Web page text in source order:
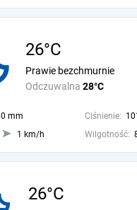
26°C
Odczuwalna 28°C
Prawie bezchmurnie
0 mm Ciśnienie:
1 km/h Wilgotność:
26°C